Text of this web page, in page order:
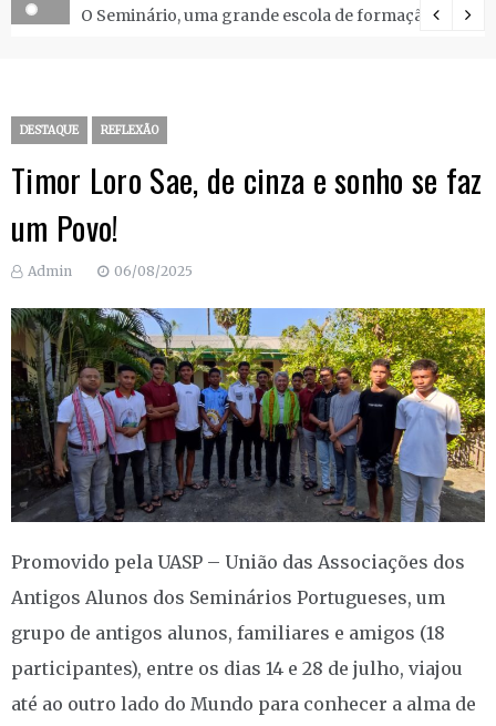
O Seminário, uma grande escola de formação.
DESTAQUE REFLEXÃO
Timor Loro Sae, de cinza e sonho se faz
um Povo!
Admin 06/08/2025
Promovido pela UASP – União das Associações dos
Antigos Alunos dos Seminários Portugueses, um
grupo de antigos alunos, familiares e amigos (18
participantes), entre os dias 14 e 28 de julho, viajou
até ao outro lado do Mundo para conhecer a alma de